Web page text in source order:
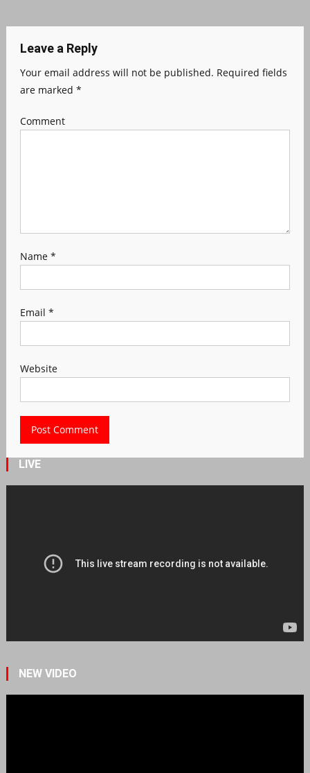
Leave a Reply
Your email address will not be published. Required fields
are marked *
Comment
Name *
Email *
Website
LIVE
NEW VIDEO